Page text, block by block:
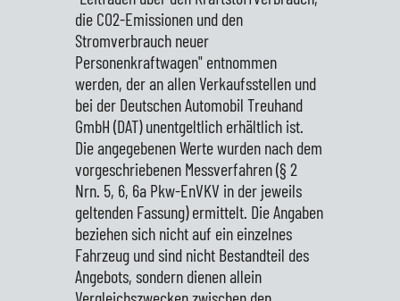
die CO2-Emissionen und den
Stromverbrauch neuer
Personenkraftwagen" entnommen
werden, der an allen Verkaufsstellen und
bei der Deutschen Automobil Treuhand
GmbH (DAT) unentgeltlich erhältlich ist.
Die angegebenen Werte wurden nach dem
vorgeschriebenen Messverfahren (§ 2
Nrn. 5, 6, 6a Pkw-EnVKV in der jeweils
geltenden Fassung) ermittelt. Die Angaben
beziehen sich nicht auf ein einzelnes
Fahrzeug und sind nicht Bestandteil des
Angebots, sondern dienen allein